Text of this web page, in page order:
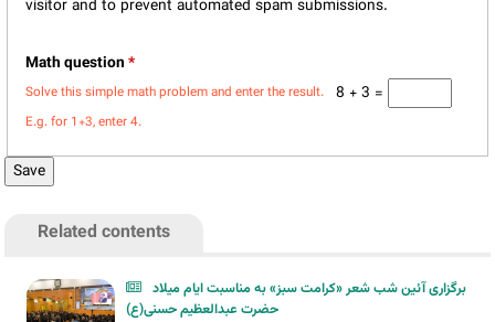
visitor and to prevent automated spam submissions.
Math question*
8 + 3 =
Solve this simple math problem and enter the result.
E.g. for 1+3, enter 4.
Related contents
برگزاری آئین شب شعر «کرامت سبز» به مناسبت ایام میلاد
حضرت عبدالعظیم حسنی(ع)